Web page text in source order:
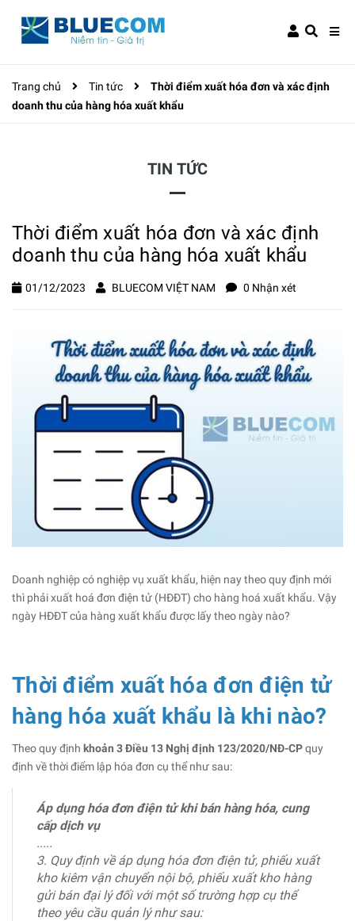
Trang chủ Tin tức
Thời điểm xuất hóa đơn và xác định
doanh thu của hàng hóa xuất khẩu
TIN TỨC
Thời điểm xuất hóa đơn và xác định
doanh thu của hàng hóa xuất khẩu
01/12/2023 BLUECOM VIỆT NAM 0 Nhận xét
Doanh nghiệp có nghiệp vụ xuất khẩu, hiện nay theo quy định mới
thì phải xuất hoá đơn điện tử (HĐĐT) cho hàng hoá xuất khẩu. Vậy
ngày HĐĐT của hàng xuất khẩu được lấy theo ngày nào?
Thời điểm xuất hóa đơn điện tử
hàng hóa xuất khẩu là khi nào?
Theo quy định khoản 3 Điều 13 Nghị định 123/2020/NĐ-CPquy
định về thời điểm lập hóa đơn cụ thể như sau:
Áp dụng hóa đơn điện tử khi bán hàng hóa, cung
cấp dịch vụ
.....
3. Quy định về áp dụng hóa đơn điện tử, phiếu xuất
kho kiêm vận chuyển nội bộ, phiếu xuất kho hàng
gửi bán đại lý đối với một số trường hợp cụ thể
theo yêu cầu quản lý như sau: